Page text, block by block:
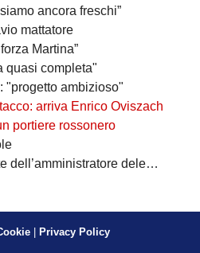
ancora freschi”
mattatore
Martina”
quasi completa"
"progetto ambizioso"
arriva Enrico Oviszach
portiere rossonero
delegato
| Privacy Policy